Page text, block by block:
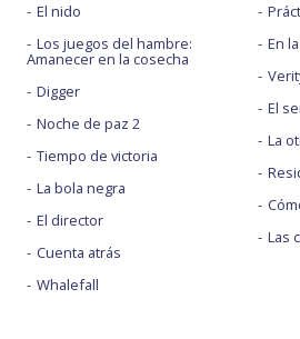
El nido
Los juegos del hambre:
Amanecer en la cosecha
Digger
Noche de paz 2
Tiempo de victoria
La bola negra
El director
Cuenta atrás
Whalefall
En
El
La
Las